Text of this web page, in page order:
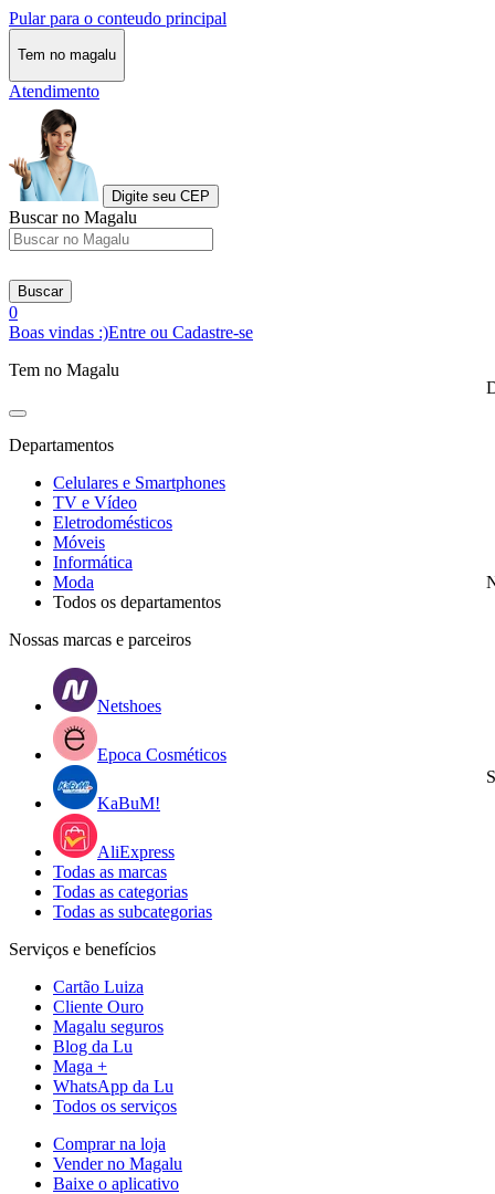
Pular para o conteudo principal
Tem no magalu
Atendimento
Digite seu CEP
Buscar no Magalu
Buscar
0
Boas vindas :)Entre ou Cadastre-se
Tem no Magalu
Departamentos
Celulares e Smartphones
TV e Vídeo
Eletrodomésticos
Móveis
Informática
Moda
Todos os departamentos
Nossas marcas e parceiros
Netshoes
Epoca Cosméticos
KaBuM!
AliExpress
Todas as marcas
Todas as categorias
Todas as subcategorias
Serviços e benefícios
Cartão Luiza
Cliente Ouro
Magalu seguros
Blog da Lu
Maga +
WhatsApp da Lu
Todos os serviços
Comprar na loja
Vender no Magalu
Baixe o aplicativo